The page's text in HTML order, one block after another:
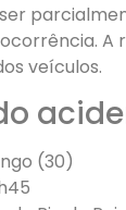
A
veículos.
(30)